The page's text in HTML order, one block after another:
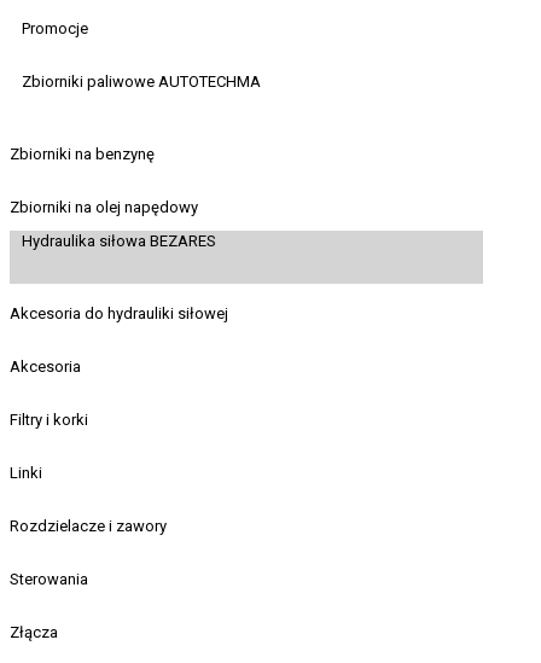
Promocje
Zbiorniki paliwowe AUTOTECHMA
Zbiorniki na benzynę
Zbiorniki na olej napędowy
Hydraulika siłowa BEZARES
Akcesoria do hydrauliki siłowej
Akcesoria
Filtry i korki
Linki
Rozdzielacze i zawory
Sterowania
Złącza